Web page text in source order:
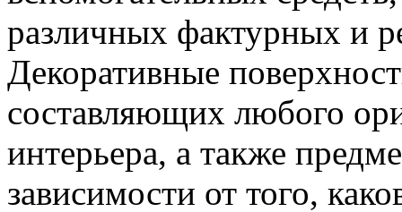
различных фактурных и
Декоративные
составляющих любого
интерьера, а также
зависимости от того,